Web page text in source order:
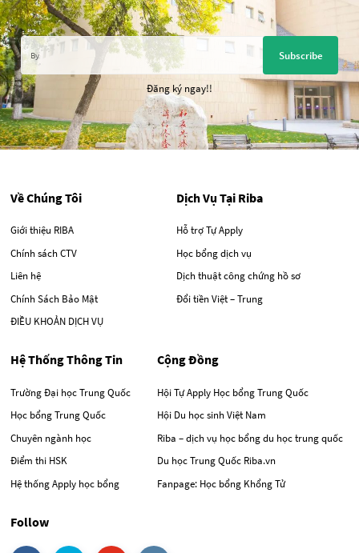
Subscribe
Đăng ký ngay!!
Về Chúng Tôi
Giới thiệu RIBA
Chính sách CTV
Liên hệ
Chính Sách Bảo Mật
ĐIỀU KHOẢN DỊCH VỤ
Dịch Vụ Tại Riba
Hỗ trợ Tự Apply
Học bổng dịch vụ
Dịch thuật công chứng hồ sơ
Đổi tiền Việt – Trung
Hệ Thống Thông Tin
Trường Đại học Trung Quốc
Học bổng Trung Quốc
Chuyên ngành học
Điểm thi HSK
Hệ thống Apply học bổng
Cộng Đồng
Hội Tự Apply Học bổng Trung Quốc
Hội Du học sinh Việt Nam
Riba – dịch vụ học bổng du học trung quốc
Du học Trung Quốc Riba.vn
Fanpage: Học bổng Khổng Tử
Follow